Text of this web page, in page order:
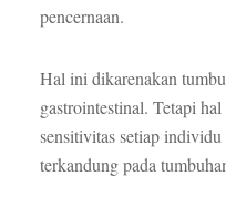
pencernaan.
Hal ini dikarenakan
gastrointestinal. Tetapi
sensitivitas setiap
terkandung pada